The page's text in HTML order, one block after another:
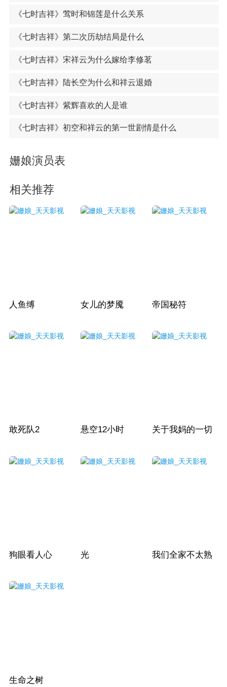
《七时吉祥》莺时和锦莲是什么关系
《七时吉祥》第二次历劫结局是什么
《七时吉祥》宋祥云为什么嫁给李修茗
《七时吉祥》陆长空为什么和祥云退婚
《七时吉祥》紫辉喜欢的人是谁
《七时吉祥》初空和祥云的第一世剧情是什么
姗娘演员表
相关推荐
人鱼缚 女儿的梦魇 帝国秘符
敢死队2 悬空12小时 关于我妈的一切
狗眼看人心 光 我们全家不太熟
生命之树